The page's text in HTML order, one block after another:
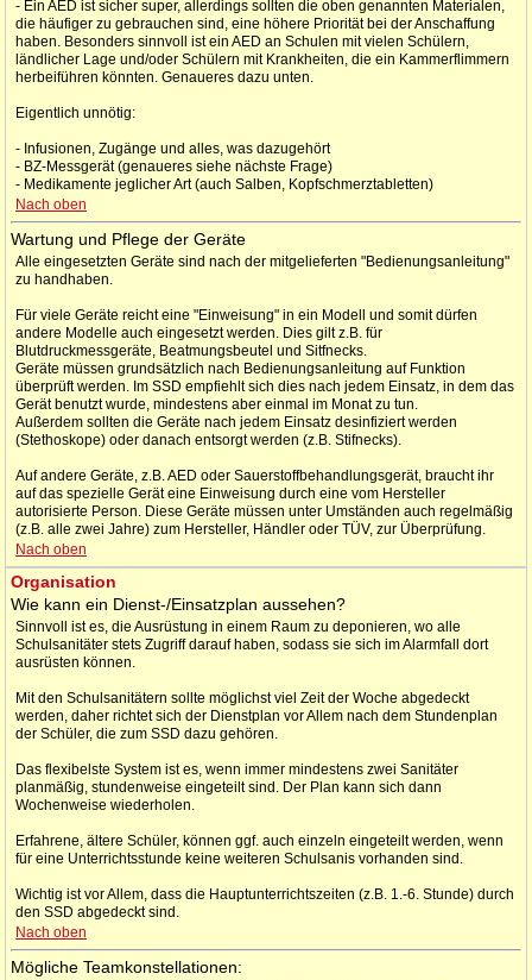
- Ein AED ist sicher super, allerdings sollten die oben genannten Materialen,
die häufiger zu gebrauchen sind, eine höhere Priorität bei der Anschaffung
haben. Besonders sinnvoll ist ein AED an Schulen mit vielen Schülern,
ländlicher Lage und/oder Schülern mit Krankheiten, die ein Kammerflimmern
herbeiführen könnten. Genaueres dazu unten.
Eigentlich unnötig:
- Infusionen, Zugänge und alles, was dazugehört
- BZ-Messgerät (genaueres siehe nächste Frage)
- Medikamente jeglicher Art (auch Salben, Kopfschmerztabletten)
Nach oben
Wartung und Pflege der Geräte
Alle eingesetzten Geräte sind nach der mitgelieferten "Bedienungsanleitung"
zu handhaben.
Für viele Geräte reicht eine "Einweisung" in ein Modell und somit dürfen
andere Modelle auch eingesetzt werden. Dies gilt z.B. für
Blutdruckmessgeräte, Beatmungsbeutel und Sitfnecks.
Geräte müssen grundsätzlich nach Bedienungsanleitung auf Funktion
überprüft werden. Im SSD empfiehlt sich dies nach jedem Einsatz, in dem das
Gerät benutzt wurde, mindestens aber einmal im Monat zu tun.
Außerdem sollten die Geräte nach jedem Einsatz desinfiziert werden
(Stethoskope) oder danach entsorgt werden (z.B. Stifnecks).
Auf andere Geräte, z.B. AED oder Sauerstoffbehandlungsgerät, braucht ihr
auf das spezielle Gerät eine Einweisung durch eine vom Hersteller
autorisierte Person. Diese Geräte müssen unter Umständen auch regelmäßig
(z.B. alle zwei Jahre) zum Hersteller, Händler oder TÜV, zur Überprüfung.
Nach oben
Organisation
Wie kann ein Dienst-/Einsatzplan aussehen?
Sinnvoll ist es, die Ausrüstung in einem Raum zu deponieren, wo alle
Schulsanitäter stets Zugriff darauf haben, sodass sie sich im Alarmfall dort
ausrüsten können.
Mit den Schulsanitätern sollte möglichst viel Zeit der Woche abgedeckt
werden, daher richtet sich der Dienstplan vor Allem nach dem Stundenplan
der Schüler, die zum SSD dazu gehören.
Das flexibelste System ist es, wenn immer mindestens zwei Sanitäter
planmäßig, stundenweise eingeteilt sind. Der Plan kann sich dann
Wochenweise wiederholen.
Erfahrene, ältere Schüler, können ggf. auch einzeln eingeteilt werden, wenn
für eine Unterrichtsstunde keine weiteren Schulsanis vorhanden sind.
Wichtig ist vor Allem, dass die Hauptunterrichtszeiten (z.B. 1.-6. Stunde) durch
den SSD abgedeckt sind.
Nach oben
Mögliche Teamkonstellationen: